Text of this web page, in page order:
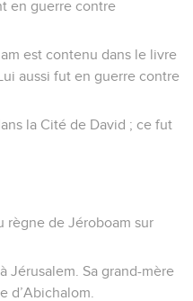
en guerre contre
est contenu dans le livre
aussi fut en guerre contre
la Cité de David ; ce fut
règne de Jéroboam sur
Jérusalem. Sa grand-mère
d’Abichalom.